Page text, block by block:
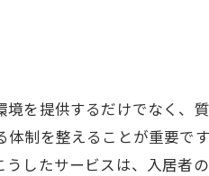
を提供するだけでなく
制を整えることが重要で
したサービスは、入居